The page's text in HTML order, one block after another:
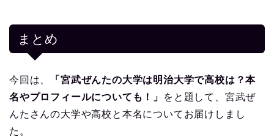
まとめ
今回は、
「宮武ぜんたの大学は明治大学で高校は？本
名やプロフィールについても！」
をと題して、宮武ぜ
んたさんの大学や高校と本名についてお届けしまし
た。